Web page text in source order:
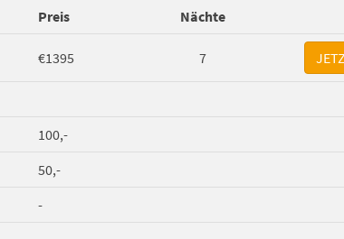
Preis Nächte
€1395 7
100,-
50,-
-